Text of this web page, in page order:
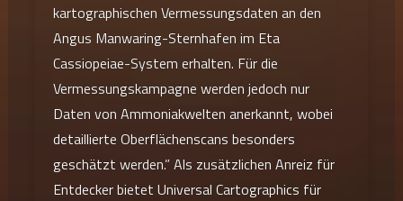
kartographischen Vermessungsdaten an den
Angus Manwaring-Sternhafen im Eta
Cassiopeiae-System erhalten. Für die
Vermessungskampagne werden jedoch nur
Daten von Ammoniakwelten anerkannt, wobei
detaillierte Oberflächenscans besonders
geschätzt werden.” Als zusätzlichen Anreiz für
Entdecker bietet Universal Cartographics für